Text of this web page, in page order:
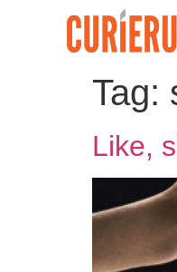
Tag:
Like,